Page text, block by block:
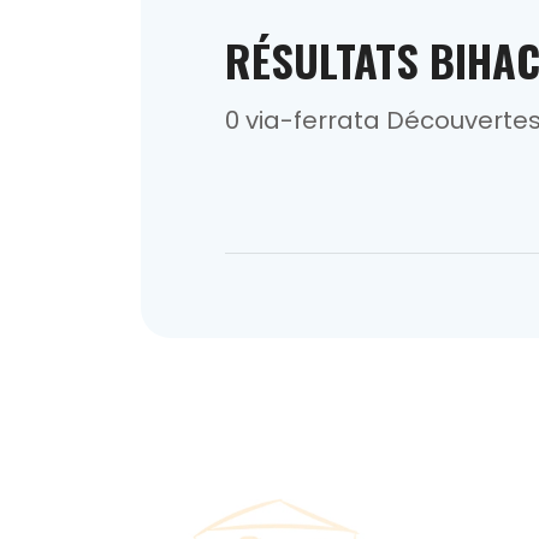
RÉSULTATS BIHAC
0 via-ferrata